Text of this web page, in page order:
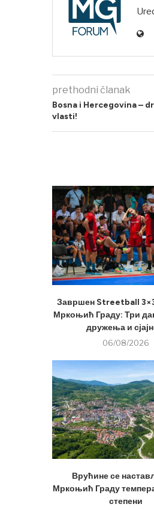
prethodni članak
Bosna i Hercegovina –
vlasti!
Завршен Streetball
Мркоњић Граду: Три
дружења и
06/08/2026
Врућине се
Мркоњић Граду
степени